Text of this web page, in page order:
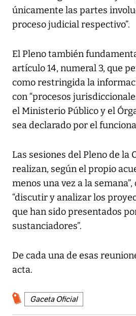
únicamente las partes
proceso judicial respectivo”.
El Pleno también
artículo 14, numeral 3, que
como restringida la
con “procesos
el Ministerio Público y el
sea declarado por el
Las sesiones del Pleno de la
realizan, según el propio
menos una vez a la
“discutir y analizar los
que han sido presentados
sustanciadores”.
De cada una de esas
acta.
Gaceta Oficial